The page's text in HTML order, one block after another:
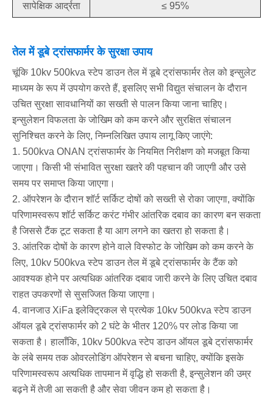
सापेक्षिक आर्द्रता ≤ 95%
तेल में डूबे ट्रांसफार्मर के सुरक्षा उपाय
चूंकि 10kv 500kva स्टेप डाउन तेल में डूबे ट्रांसफार्मर तेल को इन्सुलेट
माध्यम के रूप में उपयोग करते हैं, इसलिए सभी विद्युत संचालन के दौरान
उचित सुरक्षा सावधानियों का सख्ती से पालन किया जाना चाहिए।
इन्सुलेशन विफलता के जोखिम को कम करने और सुरक्षित संचालन
सुनिश्चित करने के लिए, निम्नलिखित उपाय लागू किए जाएंगे:
1. 500kva ONAN ट्रांसफार्मर के नियमित निरीक्षण को मजबूत किया
जाएगा। किसी भी संभावित सुरक्षा खतरे की पहचान की जाएगी और उसे
समय पर समाप्त किया जाएगा।
2. ऑपरेशन के दौरान शॉर्ट सर्किट दोषों को सख्ती से रोका जाएगा, क्योंकि
परिणामस्वरूप शॉर्ट सर्किट करंट गंभीर आंतरिक दबाव का कारण बन सकता
है जिससे टैंक टूट सकता है या आग लगने का खतरा हो सकता है।
3. आंतरिक दोषों के कारण होने वाले विस्फोट के जोखिम को कम करने के
लिए, 10kv 500kva स्टेप डाउन तेल में डूबे ट्रांसफार्मर के टैंक को
आवश्यक होने पर अत्यधिक आंतरिक दबाव जारी करने के लिए उचित दबाव
राहत उपकरणों से सुसज्जित किया जाएगा।
4. वानजाउ XiFa इलेक्ट्रिकल से प्रत्येक 10kv 500kva स्टेप डाउन
ऑयल डूबे ट्रांसफार्मर को 2 घंटे के भीतर 120% पर लोड किया जा
सकता है। हालाँकि, 10kv 500kva स्टेप डाउन ऑयल डूबे ट्रांसफार्मर
के लंबे समय तक ओवरलोडिंग ऑपरेशन से बचना चाहिए, क्योंकि इसके
परिणामस्वरूप अत्यधिक तापमान में वृद्धि हो सकती है, इन्सुलेशन की उम्र
बढ़ने में तेजी आ सकती है और सेवा जीवन कम हो सकता है।